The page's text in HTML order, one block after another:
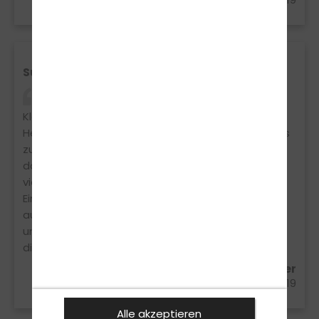
Super!
Klasse Praxiserfahrung und gewissenhafte
Herangehensweise. Die gebotenen Fahrstunde bis
zur Prüfung sind gut angesetzt. Weder zu wenig,
dass man sich nicht prüfbereit fühlt oder gar zu
viel, um unnötig hohe Rechnungen zu erhalten.
Einfach top und einen schönen Wagen darf man
auch noch fahren :) Das Team ist super freundlich
und immer hilfsbereit. Großen Dank an Jürgen, für
die kurzfristigen und flexiblen Termine!
Marcel W. aus Münster
11.02.2019
Alle akzeptieren